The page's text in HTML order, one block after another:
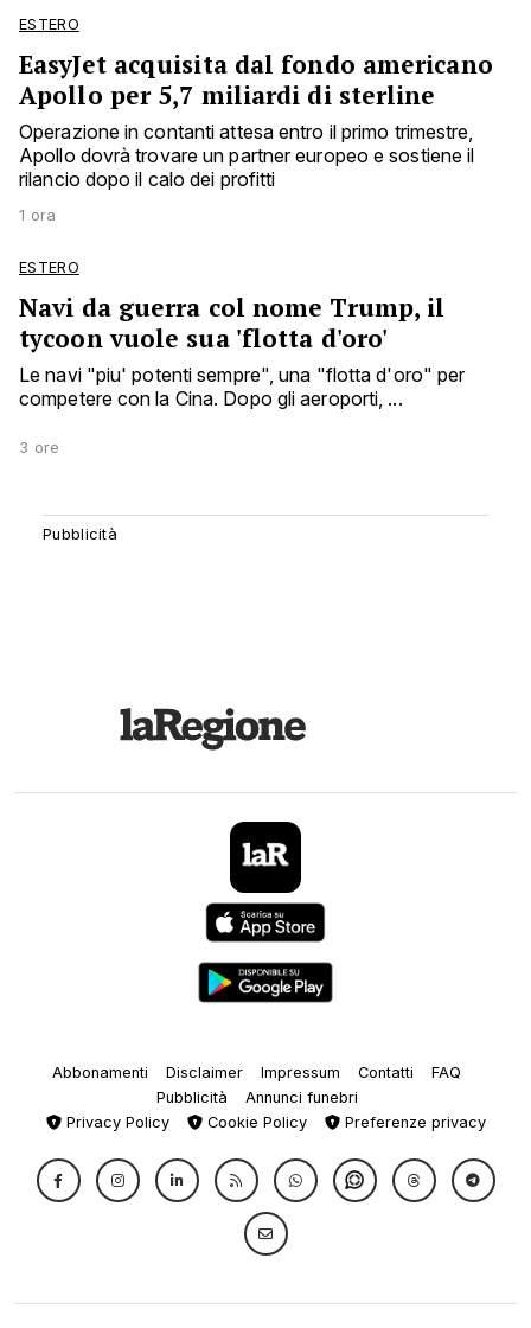
ESTERO
EasyJet acquisita dal fondo americano
Apollo per 5,7 miliardi di sterline
Operazione in contanti attesa entro il primo trimestre,
Apollo dovrà trovare un partner europeo e sostiene il
rilancio dopo il calo dei profitti
1 ora
ESTERO
Navi da guerra col nome Trump, il
tycoon vuole sua 'flotta d'oro'
Le navi "piu' potenti sempre", una "flotta d'oro" per
competere con la Cina. Dopo gli aeroporti, ...
3 ore
Abbonamenti Disclaimer Impressum Contatti
FAQ
Pubblicità
Annunci funebri
Privacy Policy
Cookie Policy Preferenze privacy